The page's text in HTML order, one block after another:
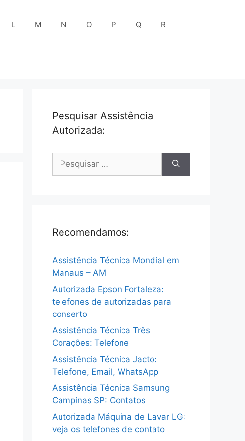
L M N O P Q R
Pesquisar Assistência
Autorizada:
Pesquisar
Recomendamos:
Assistência Técnica Mondial em
Manaus – AM
Autorizada Epson Fortaleza:
telefones de autorizadas para
conserto
Assistência Técnica Três
Corações: Telefone
Assistência Técnica Jacto:
Telefone, Email, WhatsApp
Assistência Técnica Samsung
Campinas SP: Contatos
Autorizada Máquina de Lavar LG:
veja os telefones de contato